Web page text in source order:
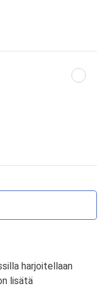
harjoitellaan
lisätä